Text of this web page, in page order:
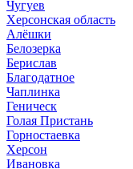
Чугуев
Херсонская область
Алёшки
Белозерка
Берислав
Благодатное
Чаплинка
Геническ
Голая Пристань
Горностаевка
Херсон
Ивановка